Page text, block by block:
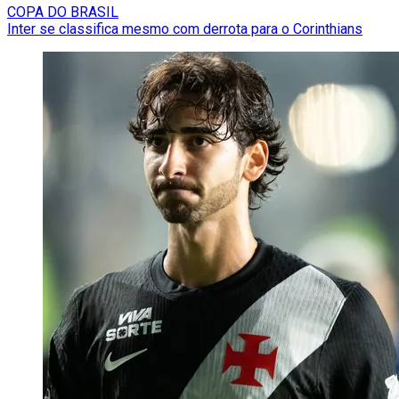
COPA DO BRASIL
Inter se classifica mesmo com derrota para o Corinthians